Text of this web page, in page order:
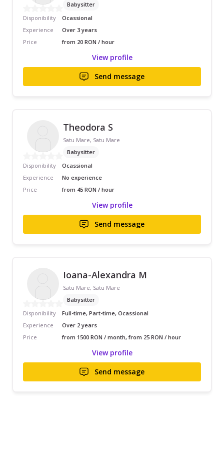
Babysitter
Disponibility
Ocassional
Experience
Over 3 years
Price
from 20 RON / hour
View profile
Send message
Theodora S
Satu Mare, Satu Mare
Babysitter
Disponibility
Ocassional
Experience
No experience
Price
from 45 RON / hour
View profile
Send message
Ioana-Alexandra M
Satu Mare, Satu Mare
Babysitter
Disponibility
Full-time, Part-time, Ocassional
Experience
Over 2 years
Price
from 1500 RON / month, from 25 RON / hour
View profile
Send message